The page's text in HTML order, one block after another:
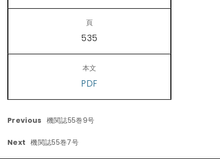
535
PDF
Previous 機関誌55巻9号
Next 機関誌55巻7号